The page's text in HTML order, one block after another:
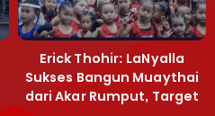
Erick Thohir: LaNyalla
Sukses Bangun Muaythai
dari Akar Rumput, Target